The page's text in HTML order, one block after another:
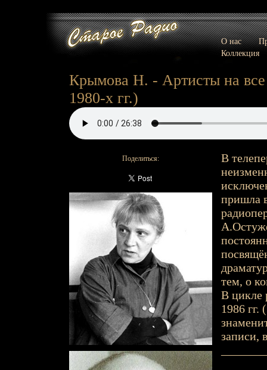
О нас
Коллекция
Крымова Н. - Артисты на
1980-х гг.)
Поделиться:
В
пришла
тем, о
В цикле
1986 гг.
записи,